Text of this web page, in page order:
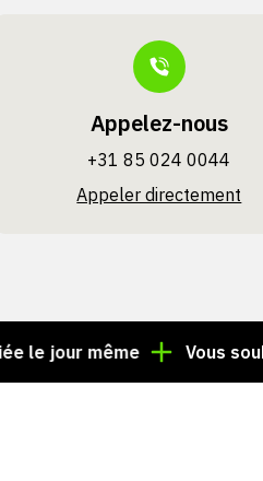
Appelez-nous
+31 85 024 0044
Appeler directement
même Vous souhaitez